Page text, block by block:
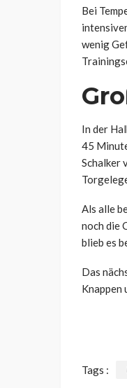
Bei
wenig
In der
45
Schalker
Als alle
noch die
blieb es
Das
Knappen
Tags :